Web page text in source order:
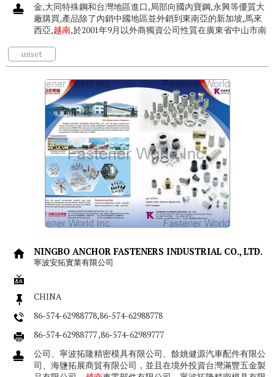
金,大同特殊鋼和台灣地區進口,局部向國內寶鋼,永興等優質大
廠購買,產品除了內銷中國地區並外銷到東南亞的新加坡,馬來
西亞,越南,於2001年9月以外商獨資公司性質在廣東省中山市南
頭鎮昇輝北工業區投資購地自建註冊成立的中國第一家子公
司,進料加工專業...
unset
NINGBO ANCHOR FASTENERS INDUSTRIAL CO., LTD.
寧波安拓實業有限公司
CHINA
86-574-62988778,86-574-62988778
86-574-62988777 ,86-574-62989777
公司、寧波拓隆精密模具有限公司、餘姚健源汽車配件有限公
司、海鹽拓展商貿有限公司，並且在境外投資台灣滿豐五金製